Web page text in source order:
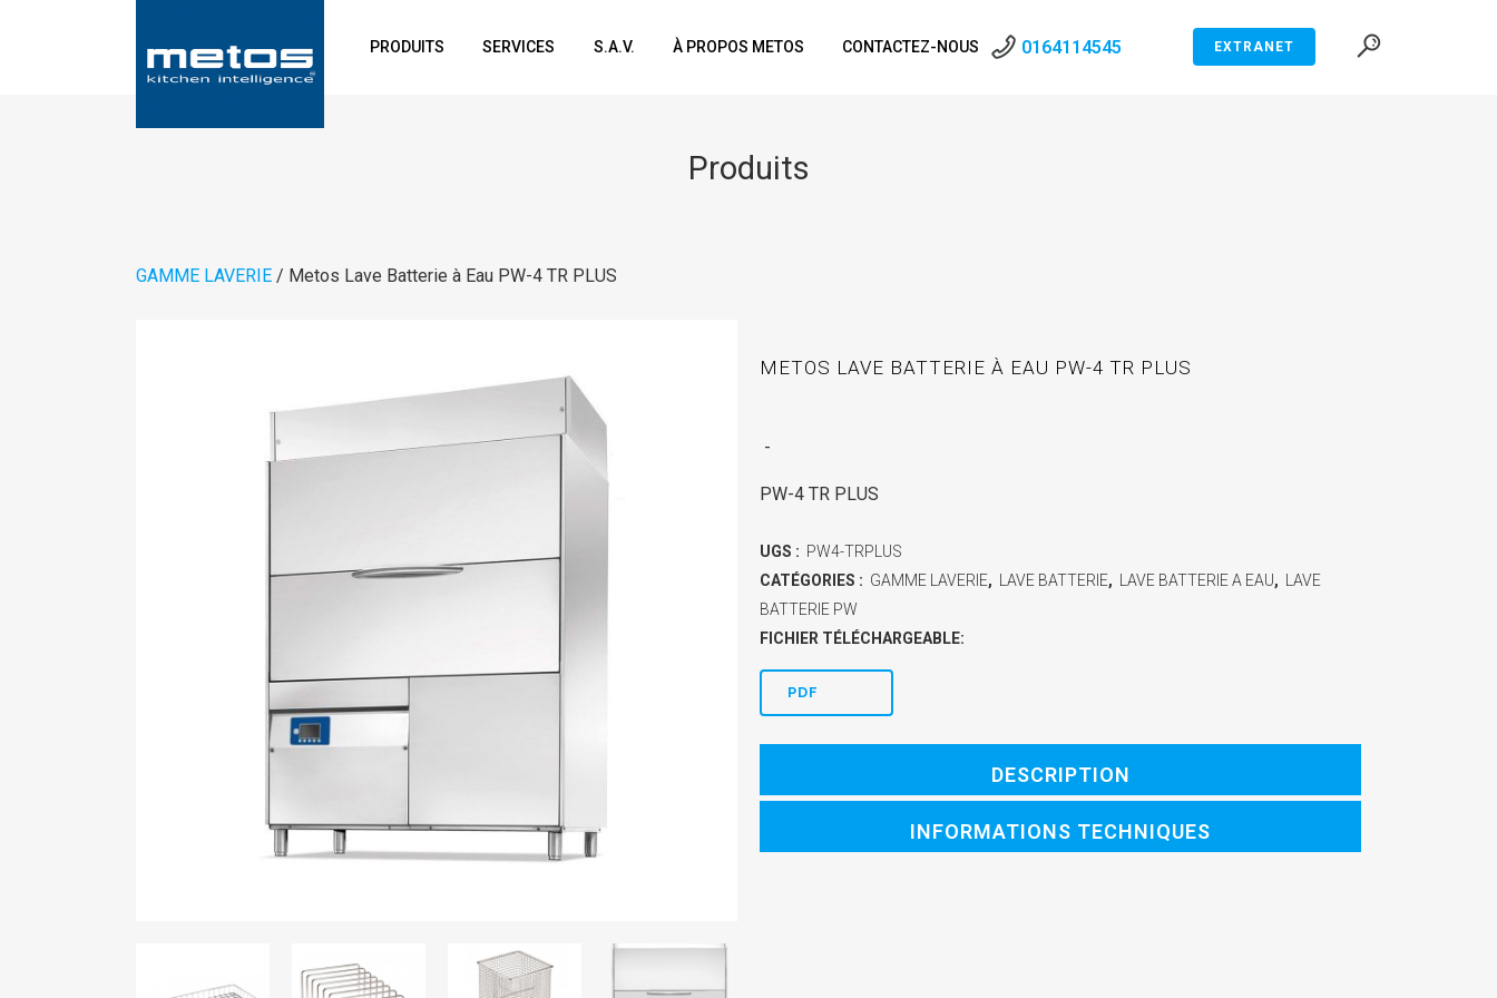
0164114545 EXTRANET
PRODUITS SERVICES S.A.V. À PROPOS METOS CONTACTEZ-NOUS
Produits
GAMME LAVERIE / Metos Lave Batterie à Eau PW-4 TR PLUS
METOS LAVE BATTERIE À EAU PW-4 TR PLUS
-
PW-4 TR PLUS
UGS : PW4-TRPLUS
CATÉGORIES : GAMME LAVERIE, LAVE BATTERIE, LAVE BATTERIE A EAU,
LAVE
BATTERIE PW
FICHIER TÉLÉCHARGEABLE:
PDF
DESCRIPTION
INFORMATIONS TECHNIQUES